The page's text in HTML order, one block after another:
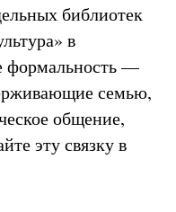
библиотек
в
формальность —
семью,
общение,
эту связку в